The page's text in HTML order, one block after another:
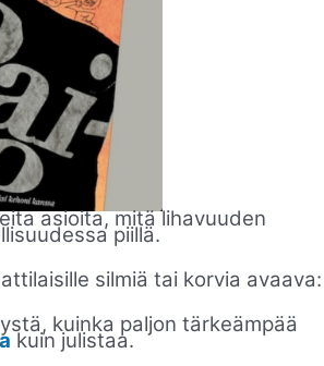
asioita, mitä lihavuuden
piillä.
silmiä tai korvia avaava:
kuinka paljon tärkeämpää
kuin julistaa.